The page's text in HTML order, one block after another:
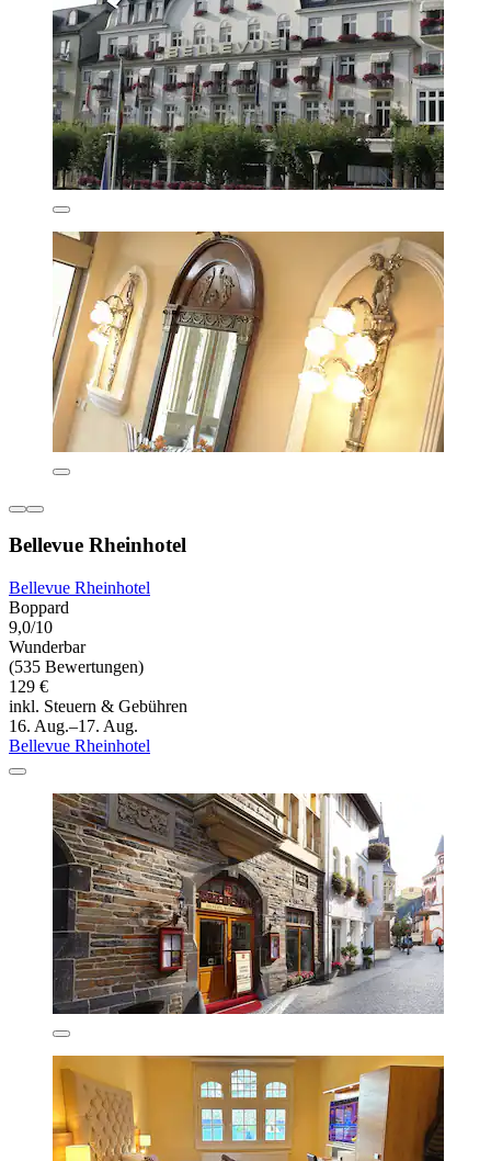
Bellevue Rheinhotel
Bellevue Rheinhotel
Boppard
9,0/10
Wunderbar
(535 Bewertungen)
129 €
inkl. Steuern & Gebühren
16. Aug.–17. Aug.
Bellevue Rheinhotel